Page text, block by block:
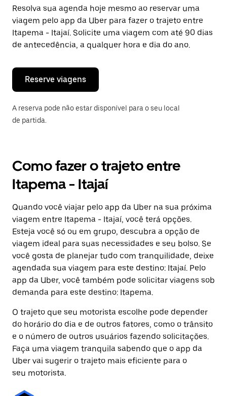
uma
data.
Pressione
a
tecla
“ESC”
fechar
calendário.
Resolva sua agenda hoje mesmo ao reservar uma
viagem pelo app da Uber para fazer o trajeto entre
Itapema - Itajaí. Solicite uma viagem com até 90 dias
de antecedência, a qualquer hora e dia do ano.
Reserve viagens
A reserva pode não estar disponível para o seu local
de partida.
Como fazer o trajeto entre
Itapema - Itajaí
Quando você viajar pelo app da Uber na sua próxima
viagem entre Itapema - Itajaí, você terá opções.
Esteja você só ou em grupo, descubra a opção de
viagem ideal para suas necessidades e seu bolso. Se
você gosta de planejar tudo com tranquilidade, deixe
agendada sua viagem para este destino: Itajaí. Pelo
app da Uber, você também pode solicitar viagens sob
demanda para este destino: Itapema.
O trajeto que seu motorista escolhe pode depender
do horário do dia e de outros fatores, como o trânsito
e o número de outros usuários fazendo solicitações.
Faça uma viagem tranquila sabendo que o app da
Uber vai sugerir o trajeto mais eficiente para o
seu motorista.